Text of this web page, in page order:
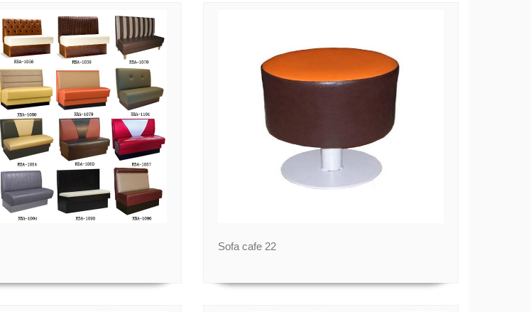
Sofa cafe 22